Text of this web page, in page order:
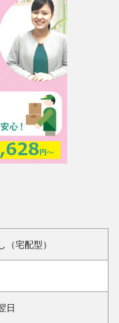
（宅配型）
日